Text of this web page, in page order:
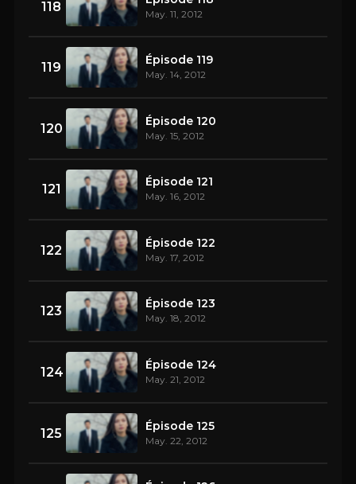
118 May. 11, 2012
119 Épisode 119
May. 14, 2012
120 Épisode 120
May. 15, 2012
121 Épisode 121
May. 16, 2012
122 Épisode 122
May. 17, 2012
123 Épisode 123
May. 18, 2012
124 Épisode 124
May. 21, 2012
125 Épisode 125
May. 22, 2012